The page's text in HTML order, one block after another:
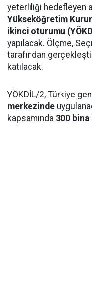
yeterliliği hedefleyen
Yükseköğretim
ikinci oturumu
yapılacak. Ölçme,
tarafından
katılacak.
YÖKDİL/2, Türkiye
merkezinde
kapsamında 300 bina